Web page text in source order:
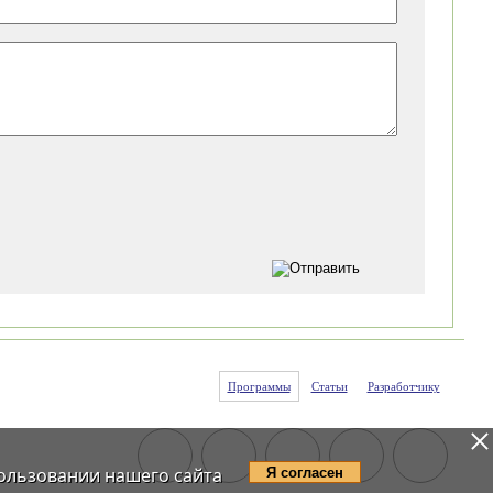
Программы Статьи Разработчику
нашего сайта